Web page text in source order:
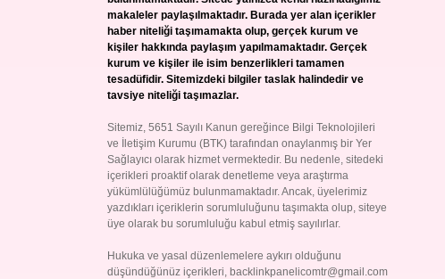
makaleler paylaşılmaktadır. Burada yer alan içerikler
haber niteliği taşımamakta olup, gerçek kurum ve
kişiler hakkında paylaşım yapılmamaktadır. Gerçek
kurum ve kişiler ile isim benzerlikleri tamamen
tesadüfidir. Sitemizdeki bilgiler taslak halindedir ve
tavsiye niteliği taşımazlar.
Sitemiz, 5651 Sayılı Kanun gereğince Bilgi Teknolojileri
ve İletişim Kurumu (BTK) tarafından onaylanmış bir Yer
Sağlayıcı olarak hizmet vermektedir. Bu nedenle, sitedeki
içerikleri proaktif olarak denetleme veya araştırma
yükümlülüğümüz bulunmamaktadır. Ancak, üyelerimiz
yazdıkları içeriklerin sorumluluğunu taşımakta olup, siteye
üye olarak bu sorumluluğu kabul etmiş sayılırlar.
Hukuka ve yasal düzenlemelere aykırı olduğunu
düşündüğünüz içerikleri, backlinkpanelicomtr@gmail.com